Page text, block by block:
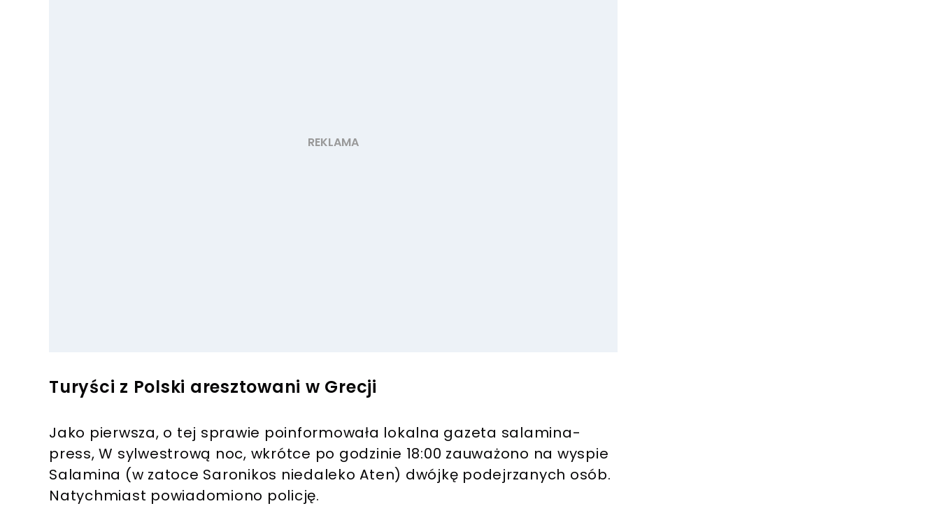
Turyści z Polski aresztowani w Grecji
Jako pierwsza, o tej sprawie poinformowała lokalna gazeta salamina-
press, W sylwestrową noc, wkrótce po godzinie 18:00 zauważono na wyspie
Salamina (w zatoce Saronikos niedaleko Aten) dwójkę podejrzanych osób.
Natychmiast powiadomiono policję.